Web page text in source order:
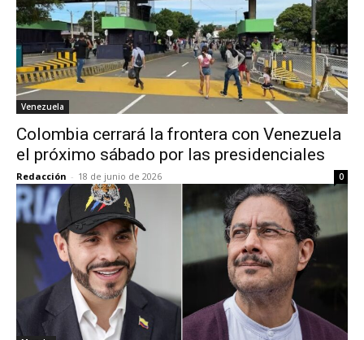
Venezuela
Colombia cerrará la frontera con Venezuela
el próximo sábado por las presidenciales
Redacción - 18 de junio de 2026 0